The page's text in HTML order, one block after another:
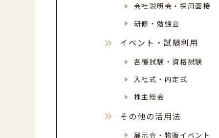
会社説明会・採用面接
研修・勉強会
イベント・試験利用
各種試験・資格試験
入社式・内定式
株主総会
その他の活用法
展示会・物販イベント